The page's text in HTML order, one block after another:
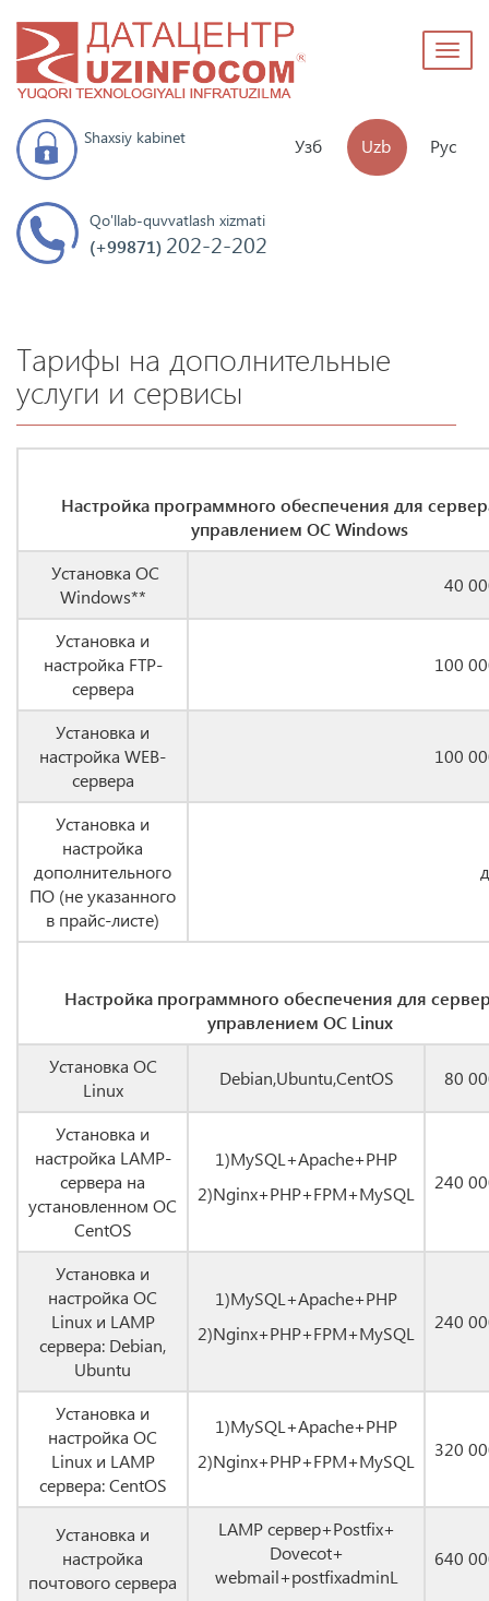
Узб Uzb Рус
Shaxsiy kabinet
Qo'llab-quvvatlash xizmati
(+99871) 202-2-202
Тарифы на дополнительные
услуги и сервисы
Настройка программного обеспечения для
управлением ОС Windows
Установка ОС
Windows**
40
Установка и
настройка FTP-
сервера
100
Установка и
настройка WEB-
сервера
100
Установка и
настройка
дополнительного
ПО (не указанного
в прайс-листе)
Настройка программного обеспечения для
управлением ОС Linux
Установка ОС
Linux
Debian,Ubuntu,CentOS 80
Установка и
настройка LAMP-
сервера на
установленном ОС
CentOS
1)MySQL+Apache+PHP
2)Nginx+PHP+FPM+MySQL
240
Установка и
настройка ОС
Linux и LAMP
сервера: Debian,
Ubuntu
1)MySQL+Apache+PHP
2)Nginx+PHP+FPM+MySQL
240
Установка и
настройка ОС
Linux и LAMP
сервера: CentOS
1)MySQL+Apache+PHP
2)Nginx+PHP+FPM+MySQL
320
Установка и
настройка
почтового сервера
LAMP сервер+Postfix+
Dovecot+
webmail+postfixadminL
640